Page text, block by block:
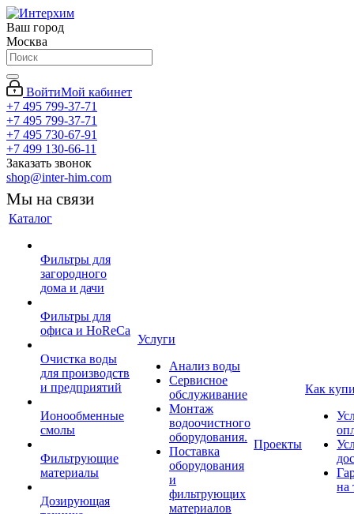
Ваш город
Москва
ВойтиМой кабинет
+7 495 799-37-71
+7 495 799-37-71
+7 495 730-67-91
+7 499 130-66-11
Заказать звонок
shop@inter-him.com
Мы на связи
Каталог
Фильтры для
загородного
дома и дачи
Фильтры для
офиса и HoReCa
Очистка воды
для производств
и предприятий
Ионообменные
смолы
Фильтрующие
материалы
Дозирующая
Услуги
Анализ воды
Сервисное
обслуживание
Монтаж
водоочистного
оборудования.
Поставка
оборудования
и
фильтрующих
материалов
Проекты
Как
на